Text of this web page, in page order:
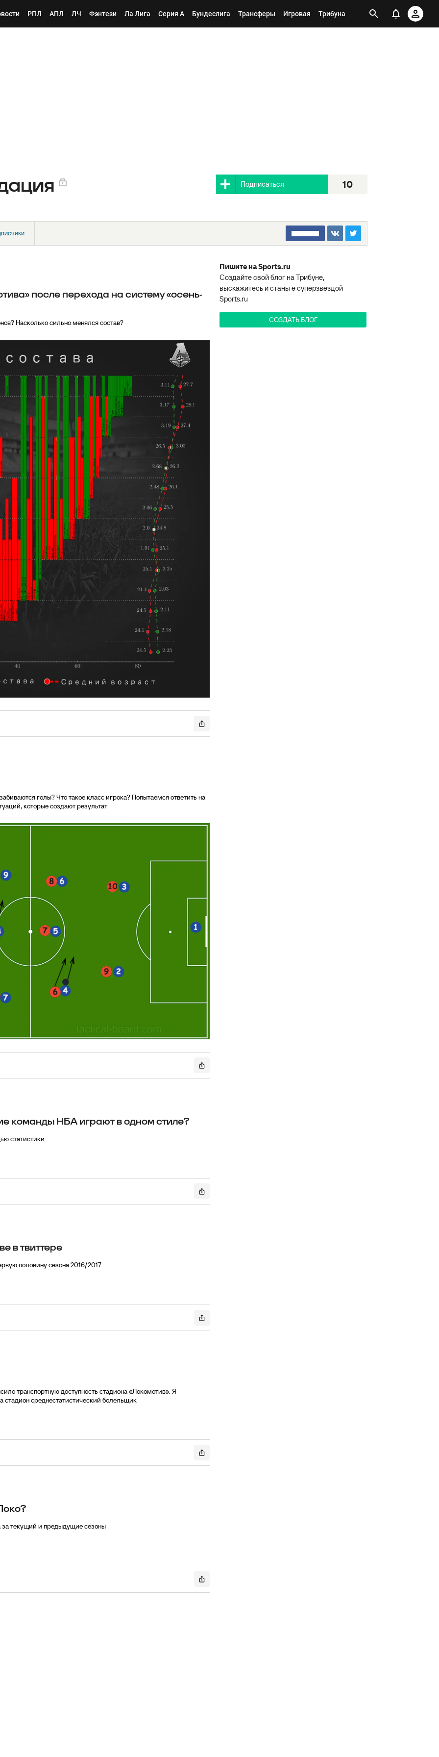
РПЛ АПЛ ЛЧ Фэнтези Ла Лига Серия А Бундеслига Трансферы Игровая Трибуна
Подписаться 10
□□□□□□□□
после перехода на систему «осень-
Насколько сильно менялся состав?
голы? Что такое класс игрока? Попытаемся ответить на
которые создают результат
команды НБА играют в одном стиле?
статистики
в твиттере
половину сезона 2016/2017
транспортную доступность стадиона «Локомотив». Я
стадион среднестатистический болельщик
за текущий и предыдущие сезоны
Пишите на Sports.ru
Создайте свой блог на Трибуне,
выскажитесь и станьте суперзвездой
Sports.ru
СОЗДАТЬ БЛОГ